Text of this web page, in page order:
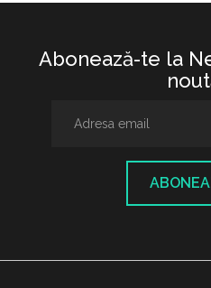
Abonează-te la